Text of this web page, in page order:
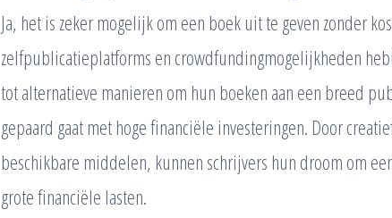
Ja, het is zeker mogelijk om een boek uit te geven zonder
zelfpublicatieplatforms en crowdfundingmogelijkheden
tot alternatieve manieren om hun boeken aan een breed
gepaard gaat met hoge financiële investeringen. Door
beschikbare middelen, kunnen schrijvers hun droom om
grote financiële lasten.